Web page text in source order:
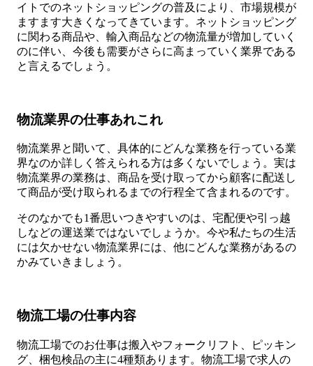
イトでのネットショッピングの普及により、市場規模が
ますます大きくなってきています。ネットショッピング
に関わる商品や、輸入商品などの物流量が増加していく
のに伴い、今後も需要がさらに高まっていく業界である
と言えるでしょう。
物流業界の仕事あれこれ
物流業界と聞いて、具体的にどんな業務を行っている業
界なのか詳しく答えられる方は多くないでしょう。実は
物流業界の業務は、商品を受け取ってから顧客に配送し
て商品が受け取られるまでの行程全て含まれるのです。
そのなかでも1番思いつきやすいのは、宅配便や引っ越
しなどの運送業ではないでしょうか。今や私たちの生活
には欠かせない物流業界には、他にどんな業務があるの
かみていきましょう。
物流工場の仕事内容
物流工場でのお仕事は搬入やフォークリフト、ピッキン
グ、梱包検品の主に4種類あります。物流工場で求人の